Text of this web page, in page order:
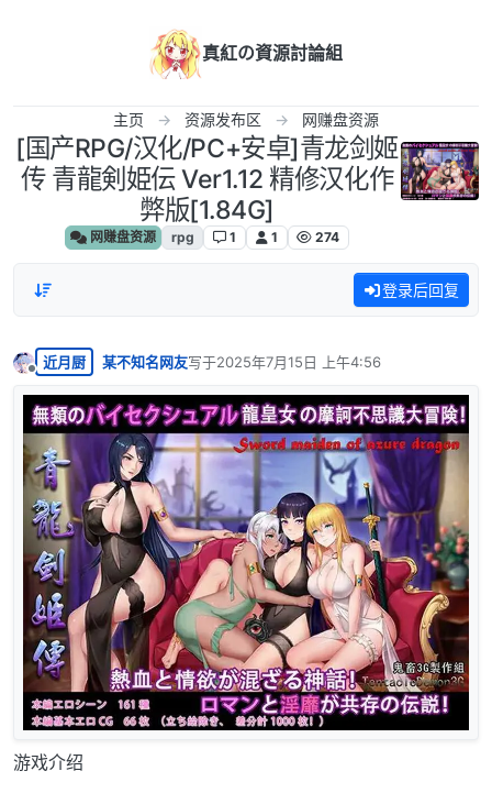
真紅の資源討論組
主页 资源发布区 网赚盘资源
[国产RPG/汉化/PC+安卓]青龙剑姬
传 青龍剣姫伝 Ver1.12 精修汉化作
弊版[1.84G]
网赚盘资源 rpg 1 1 274
登录后回复
离线
近月厨 某不知名网友写于2025年7月15日 上午4:56
最后由 编辑
游戏介绍